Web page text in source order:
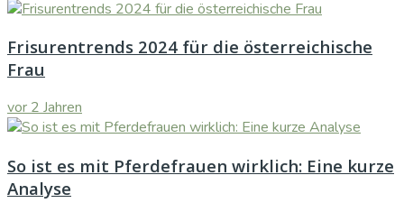
Frisurentrends 2024 für die österreichische
Frau
vor 2 Jahren
So ist es mit Pferdefrauen wirklich: Eine kurze
Analyse